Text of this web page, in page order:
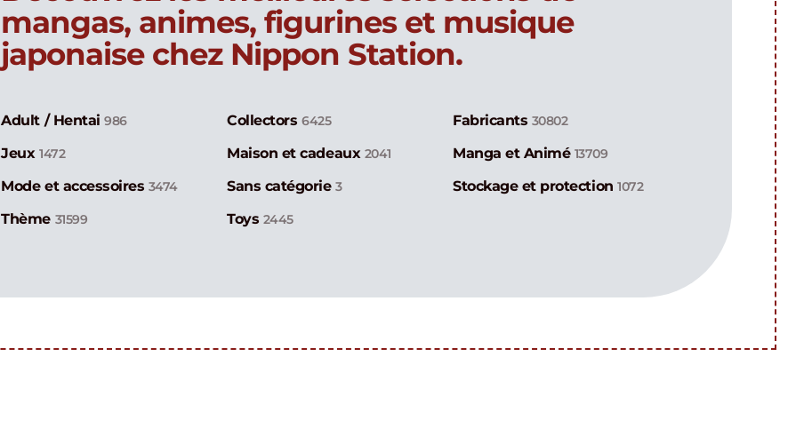
mangas, animes, figurines et musique
japonaise chez Nippon Station.
Adult / Hentai986 Collectors 6425 Fabricants 30802
Jeux 1472 Maison et cadeaux 2041 Manga et Animé 13709
Mode et accessoires 3474 Sans catégorie3 Stockage et protection1072
Thème 31599 Toys 2445